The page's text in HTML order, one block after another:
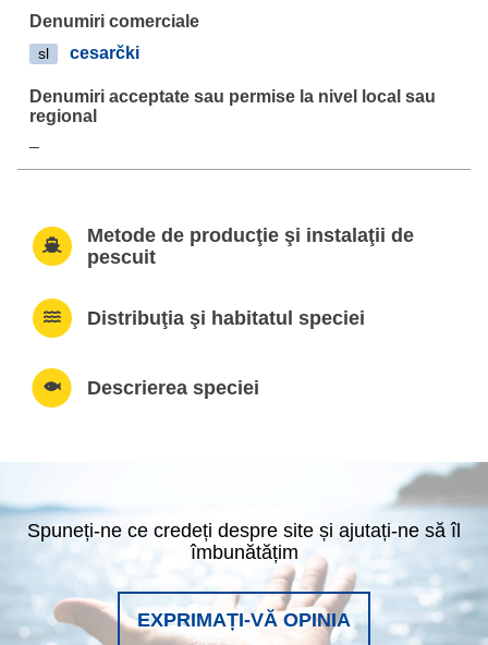
sl cesarčki
–
Metode de producţie şi instalaţii de
pescuit
Distribuţia şi habitatul speciei
Descrierea speciei
Spuneți-ne ce credeți despre site și ajutați-ne să îl
îmbunătățim
EXPRIMAȚI-VĂ OPINIA